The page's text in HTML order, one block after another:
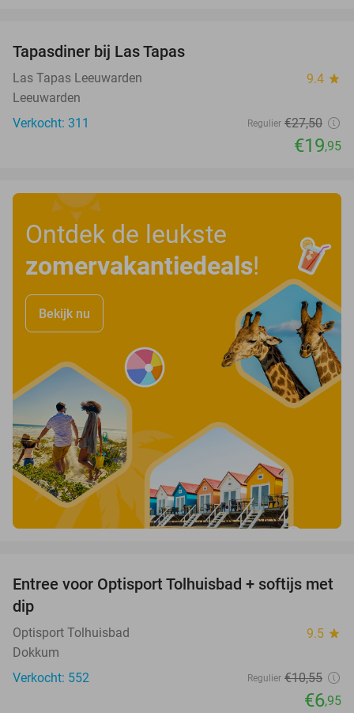
Tapasdiner bij Las Tapas
Las Tapas Leeuwarden 9.4 star
Leeuwarden
Verkocht: 311
Regulier €27,50
€19,95
Ontdek de leukste
zomervakantiedeals!
Bekijk nu
34%
Entree voor Optisport Tolhuisbad + softijs met
dip
Optisport Tolhuisbad 9.5 star
Dokkum
Verkocht: 552
Regulier €10,55
€6,95